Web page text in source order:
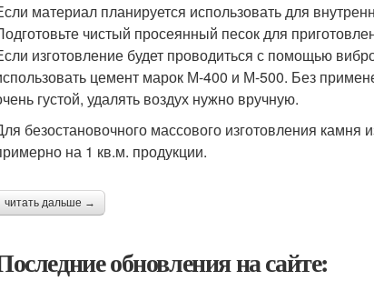
материал планируется использовать для
чистый просеянный песок для
изготовление будет проводиться с помощью
цемент марок М-400 и М-500. Без
густой, удалять воздух нужно вручную.
безостановочного массового изготовления
на 1 кв.м. продукции.
читать дальше →
обновления на сайте: